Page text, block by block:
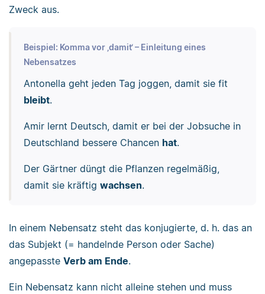
Zweck aus.
Beispiel: Komma vor ‚damit‘ – Einleitung eines
Nebensatzes
Antonella geht jeden Tag joggen, damit sie fit
bleibt.
Amir lernt Deutsch, damit er bei der Jobsuche in
Deutschland bessere Chancen hat.
Der Gärtner düngt die Pflanzen regelmäßig,
damit sie kräftig wachsen.
In einem Nebensatz steht das konjugierte, d. h. das an
das Subjekt (= handelnde Person oder Sache)
angepasste Verb am Ende.
Ein Nebensatz kann nicht alleine stehen und muss